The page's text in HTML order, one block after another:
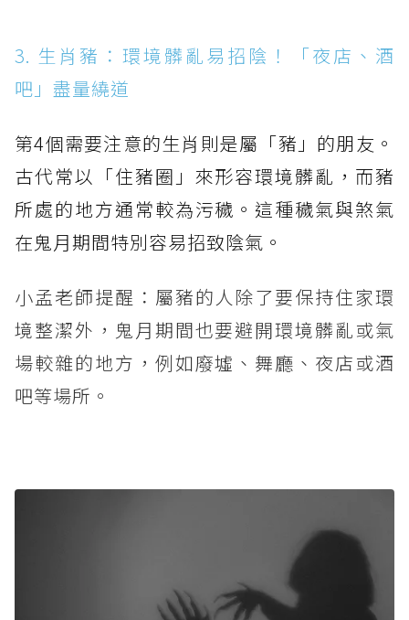
3. 生肖豬：環境髒亂易招陰！「夜店、酒
吧」盡量繞道
第4個需要注意的生肖則是屬「豬」的朋友。
古代常以「住豬圈」來形容環境髒亂，而豬
所處的地方通常較為污穢。這種穢氣與煞氣
在鬼月期間特別容易招致陰氣。
小孟老師提醒：屬豬的人除了要保持住家環
境整潔外，鬼月期間也要避開環境髒亂或氣
場較雜的地方，例如廢墟、舞廳、夜店或酒
吧等場所。